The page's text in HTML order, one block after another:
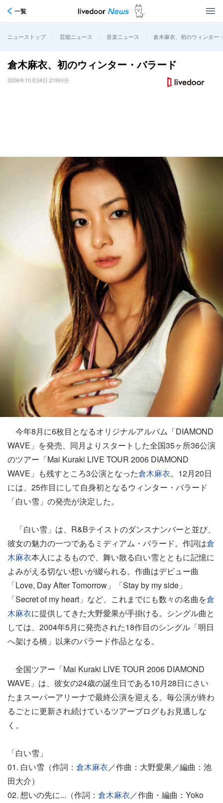
一覧
ニューストップ > 芸能ニュース > 音楽ニュース > 倉木麻衣、初のウィンター
倉木麻衣、初のウィンター・バラード
2006年10月24日 21時0分
今年8月に6枚目となるオリジナルアルバム「DIAMOND
WAVE」を発売、同月よりスタートした全国35ヶ所36公演
のツアー「Mai Kuraki LIVE TOUR 2006 DIAMOND
WAVE」も残すところ3公演となった倉木麻衣。12月20日
には、25作目にして自身初となるウィンター・バラード
「白い雪」の発売が決定した。
「白い雪」は、R&Bテイストのダンスナンバーと並び、
彼女の魅力の一つであるミディアム・バラード。作詞は倉
木麻衣本人によるもので、舞い散る白い雪とともに記憶に
よみがえる切ない想いが綴られる。作曲はデビュー曲
「Love, Day After Tomorrow」「Stay by my side」
「Secret of my heart」など、これまでにも数々の名曲を倉
木麻衣に提供してきた大野愛果が手掛ける。シングル曲と
しては、2004年5月に発売された18作目のシングル「明日
へ架ける橋」以来のバラード作品となる。
全国ツアー「Mai Kuraki LIVE TOUR 2006 DIAMOND
WAVE」は、彼女の24歳の誕生日である10月28日にさい
たまスーパーアリーナで最終公演を迎える。毎公演が終わ
るごとに更新され続けているツアーブログもお見逃しな
く。
「白い雪」
01. 白い雪（作詞： 倉木麻衣／作曲：大野愛果／編曲：池
田大介）
02. 想いの先に...（作詞： 倉木麻衣／作曲・編曲：Yoko